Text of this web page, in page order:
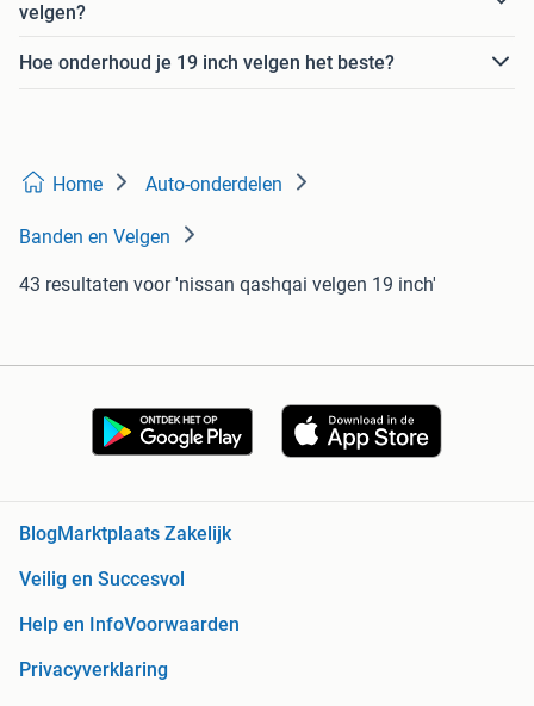
velgen?
Hoe onderhoud je 19 inch velgen het beste?
Home Auto-onderdelen
Banden en Velgen
43 resultaten voor 'nissan qashqai velgen 19 inch'
BlogMarktplaats Zakelijk
Veilig en Succesvol
Help en InfoVoorwaarden
Privacyverklaring